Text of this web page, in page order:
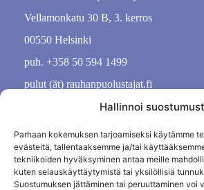
Hallinnoi
Parhaan kokemuksen tarjoamiseksi käytämme
evästeitä, tallentaaksemme ja/tai
tekniikoiden hyväksyminen antaa meille
kuten selauskäyttäytymistä tai yksilöllisiä
Suostumuksen jättäminen tai peruuttaminen voi
Vellamonkatu 30 B, 3. kerros
00550 Helsinki
puh. +358 50 594 1499
pulut (ät) rauhanpuolustajat.fi